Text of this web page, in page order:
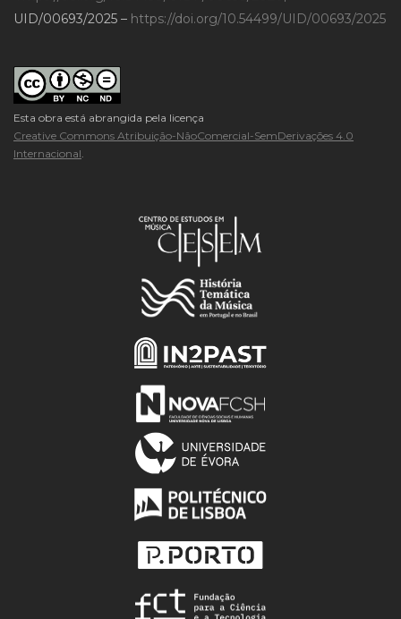
UID/00693/2025 – https://doi.org/10.54499/UID/00693/2025
Esta obra está abrangida pela licença
Creative Commons Atribuição-NãoComercial-SemDerivações 4.0
Internacional.